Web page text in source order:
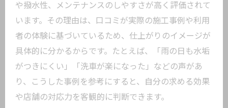
や撥水性、メンテナンスのしやすさが高く評価されて
います。その理由は、口コミが実際の施工事例や利用
者の体験に基づいているため、仕上がりのイメージが
具体的に分かるからです。たとえば、「雨の日も水垢
がつきにくい」「洗車が楽になった」などの声があ
り、こうした事例を参考にすると、自分の求める効果
や店舗の対応力を客観的に判断できます。